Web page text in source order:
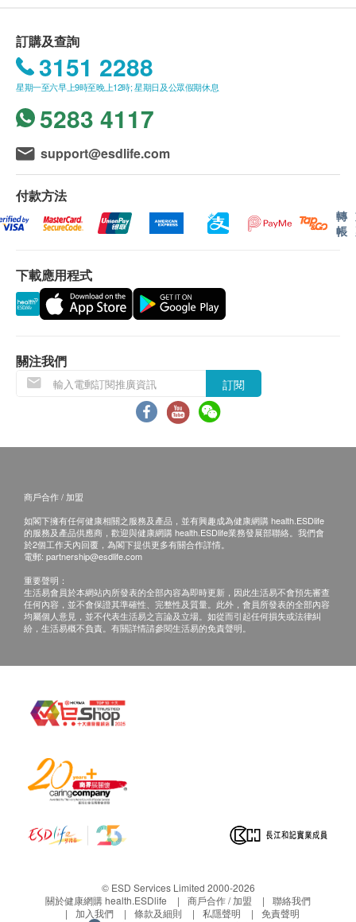
產地
100%美國製造
送貨
順豐免費速遞，2 至 4 個工作天內發貨。
如購物未滿HKD$500，客人亦可以到付形式安排
送貨自取 或 可選擇到佐敦/觀塘/沙田/元朗分店自
我們將於確定訂單後2-4個工作天內安排發貨。
不排除運送時間會因節日而有所影響。當八號烈風
訊號懸掛或黑色暴雨警告生效時，送貨服務時間將
會延遲。
所有訂單須視乎相關貨品的供應情況再作最後確
認。倘若生活易未能提供任何訂單上的貨品，生活
易有權拒絕接受該訂單，並且會於送貨前透過電話
或電郵通知顧客再作安排。
保用條款：
應最少有12個月或以上。
退換條款：
有損毀情況，一經確認簽收，恕不接受退換。
退換產品必須包裝完整，如退換之產品有任何殘缺
或過期退回，供應商有權不受理。
如有其他損壞或遺漏查詢，顧客必須保留有效收據
訂購及查詢
3151 2288
星期一至六早上9時至晚上12時; 星期日及公眾假期休息
5283 4117
support@esdlife.com
付款方法
轉
帳
下載應用程式
關注我們
訂閱
商戶合作 / 加盟
如閣下擁有任何健康相關之服務及產品，並有興趣成為健康網購 health.ESDlife
的服務及產品供應商，歡迎與健康網購 health.ESDlife業務發展部聯絡。我們會
於2個工作天內回覆，為閣下提供更多有關合作詳情。
電郵: partnership@esdlife.com
重要聲明：
生活易會員於本網站內所發表的全部內容為即時更新，因此生活易不會預先審查
任何內容，並不會保證其準確性、完整性及質量。此外，會員所發表的全部內容
均屬個人意見，並不代表生活易之言論及立場。如從而引起任何損失或法律糾
紛，生活易概不負責。有關詳情請參閱生活易的免責聲明。
© ESD Services Limited 2000-2026
關於健康網購 health.ESDlife
商戶合作 / 加盟
聯絡我們
加入我們
條款及細則 私隱聲明
免責聲明